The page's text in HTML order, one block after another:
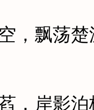
飘荡楚
岸影泊